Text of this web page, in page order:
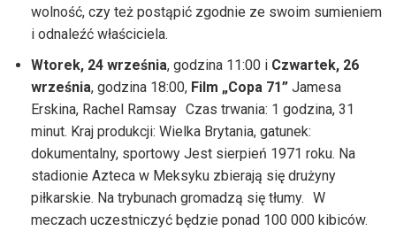
wolność, czy też postąpić zgodnie ze swoim sumieniem
i odnaleźć właściciela.
Wtorek, 24 września, godzina 11:00 i Czwartek, 26
września, godzina 18:00, Film „Copa 71” Jamesa
Erskina, Rachel Ramsay Czas trwania: 1 godzina, 31
minut. Kraj produkcji: Wielka Brytania, gatunek:
dokumentalny, sportowy Jest sierpień 1971 roku. Na
stadionie Azteca w Meksyku zbierają się drużyny
piłkarskie. Na trybunach gromadzą się tłumy. W
meczach uczestniczyć będzie ponad 100 000 kibiców.